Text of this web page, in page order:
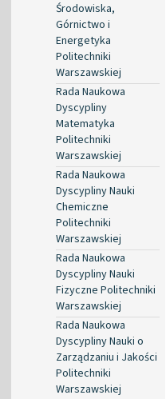
Środowiska,
Górnictwo i
Energetyka
Politechniki
Warszawskiej
Rada Naukowa
Dyscypliny
Matematyka
Politechniki
Warszawskiej
Rada Naukowa
Dyscypliny Nauki
Chemiczne
Politechniki
Warszawskiej
Rada Naukowa
Dyscypliny Nauki
Fizyczne Politechniki
Warszawskiej
Rada Naukowa
Dyscypliny Nauki o
Zarządzaniu i Jakości
Politechniki
Warszawskiej